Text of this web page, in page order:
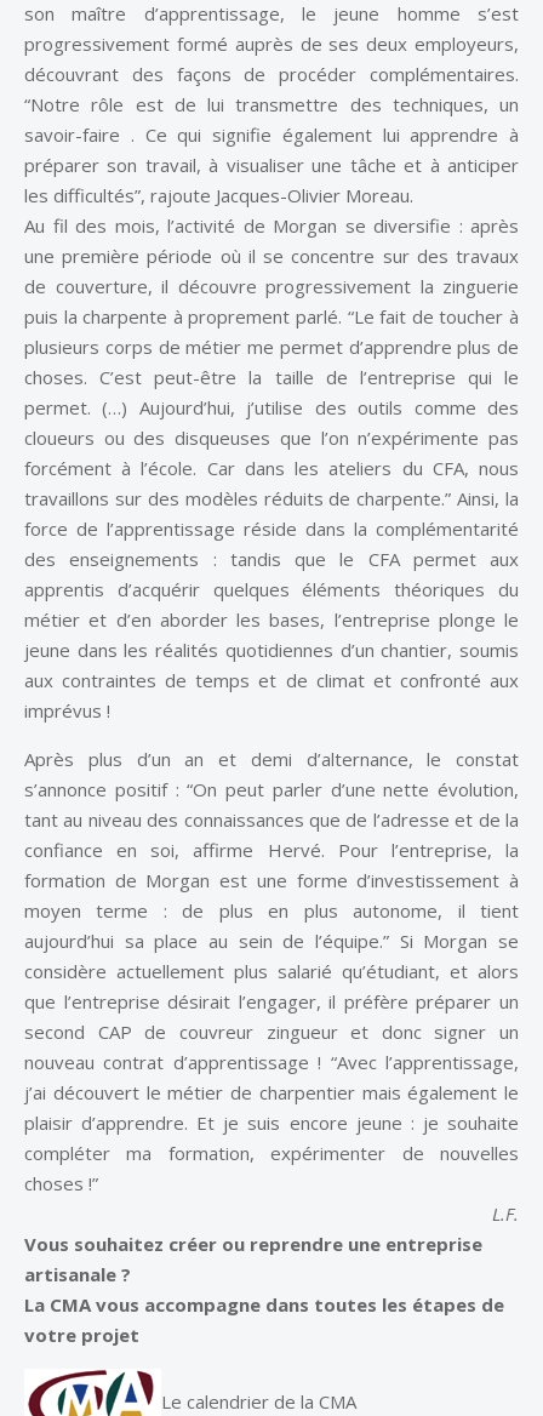
son maître d’apprentissage, le jeune homme s’est
progressivement formé auprès de ses deux employeurs,
découvrant des façons de procéder complémentaires.
“Notre rôle est de lui transmettre des techniques, un
savoir-faire . Ce qui signifie également lui apprendre à
préparer son travail, à visualiser une tâche et à anticiper
les difficultés”, rajoute Jacques-Olivier Moreau.
Au fil des mois, l’activité de Morgan se diversifie : après
une première période où il se concentre sur des travaux
de couverture, il découvre progressivement la zinguerie
puis la charpente à proprement parlé. “Le fait de toucher à
plusieurs corps de métier me permet d’apprendre plus de
choses. C’est peut-être la taille de l’entreprise qui le
permet. (…) Aujourd’hui, j’utilise des outils comme des
cloueurs ou des disqueuses que l’on n’expérimente pas
forcément à l’école. Car dans les ateliers du CFA, nous
travaillons sur des modèles réduits de charpente.” Ainsi, la
force de l’apprentissage réside dans la complémentarité
des enseignements : tandis que le CFA permet aux
apprentis d’acquérir quelques éléments théoriques du
métier et d’en aborder les bases, l’entreprise plonge le
jeune dans les réalités quotidiennes d’un chantier, soumis
aux contraintes de temps et de climat et confronté aux
imprévus !
Après plus d’un an et demi d’alternance, le constat
s’annonce positif : “On peut parler d’une nette évolution,
tant au niveau des connaissances que de l’adresse et de la
confiance en soi, affirme Hervé. Pour l’entreprise, la
formation de Morgan est une forme d’investissement à
moyen terme : de plus en plus autonome, il tient
aujourd’hui sa place au sein de l’équipe.” Si Morgan se
considère actuellement plus salarié qu’étudiant, et alors
que l’entreprise désirait l’engager, il préfère préparer un
second CAP de couvreur zingueur et donc signer un
nouveau contrat d’apprentissage ! “Avec l’apprentissage,
j’ai découvert le métier de charpentier mais également le
plaisir d’apprendre. Et je suis encore jeune : je souhaite
compléter ma formation, expérimenter de nouvelles
choses !”
L.F.
Vous souhaitez créer ou reprendre une entreprise
artisanale ?
La CMA vous accompagne dans toutes les étapes de
votre projet
Le calendrier de la CMA